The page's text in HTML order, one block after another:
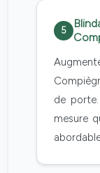
5
de
mesure